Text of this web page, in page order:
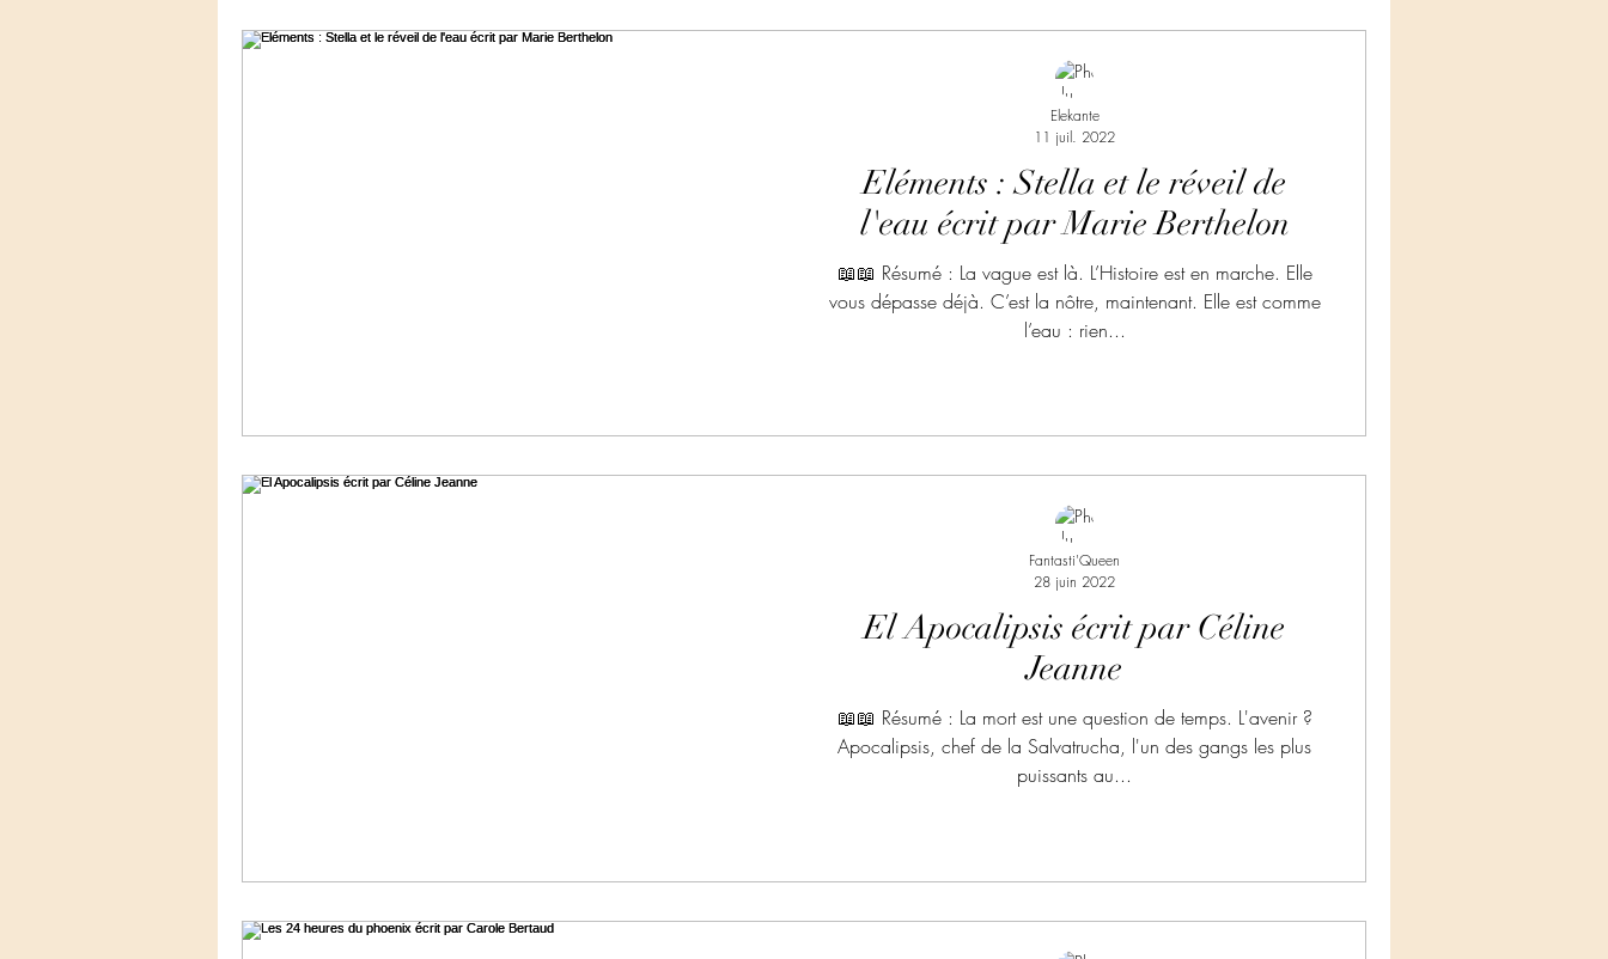
Eléments : Stella et le réveil de
l'eau écrit par Marie Berthelon
📖📖 Résumé : La vague est là. L’Histoire est en marche. Elle
vous dépasse déjà. C’est la nôtre, maintenant. Elle est comme
l’eau : rien...
Elekante
11 juil. 2022
El Apocalipsis écrit par Céline
Jeanne
📖📖 Résumé : La mort est une question de temps. L'avenir ?
Apocalipsis, chef de la Salvatrucha, l'un des gangs les plus
puissants au...
Fantasti'Queen
28 juin 2022